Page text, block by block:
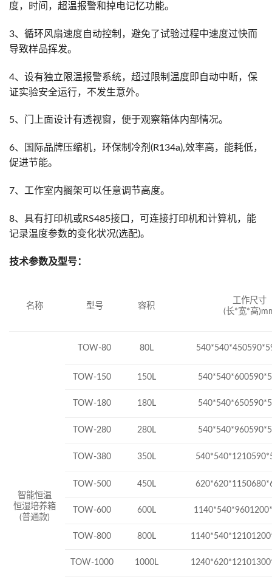
度，时间，超温报警和掉电记忆功能。
3、循环风扇速度自动控制，避免了试验过程中速度过快而
导致样品挥发。
4、设有独立限温报警系统，超过限制温度即自动中断，保
证实验安全运行，不发生意外。
5、门上面设计有透视窗，便于观察箱体内部情况。
6、国际品牌压缩机，环保制冷剂(R134a),效率高，能耗低，
促进节能。
7、工作室内搁架可以任意调节高度。
8、具有打印机或RS485接口，可连接打印机和计算机，能
记录温度参数的变化状况(选配)。
技术参数及型号：
名称 型号 容积
工作尺寸
(长*宽*高
智能恒温
恒湿培养箱
(普通款)
TOW-80 80L
TOW-150 150L
TOW-180 180L
TOW-280 280L
TOW-380 350L
TOW-500 450L
TOW-600 600L
TOW-800 800L
TOW-1000 1000L